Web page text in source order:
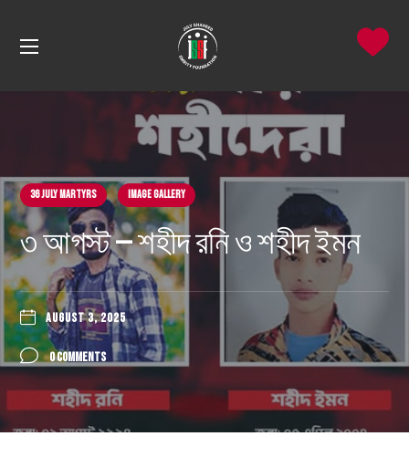
36 July Martyrs Image Gallery
৩ আগস্ট — শহীদ রনি ও শহীদ ইমন
AUGUST 3, 2025
0 COMMENTS